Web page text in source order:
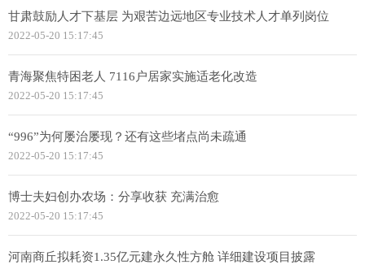
甘肃鼓励人才下基层 为艰苦边远地区专业技术人才单列岗位
2022-05-20 15:17:45
青海聚焦特困老人 7116户居家实施适老化改造
2022-05-20 15:17:45
“996”为何屡治屡现？还有这些堵点尚未疏通
2022-05-20 15:17:45
博士夫妇创办农场：分享收获 充满治愈
2022-05-20 15:17:45
河南商丘拟耗资1.35亿元建永久性方舱 详细建设项目披露